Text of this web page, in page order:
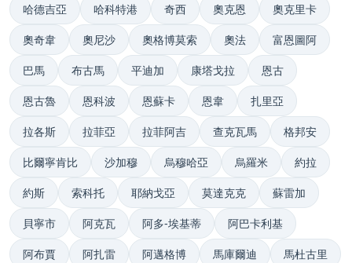
哈德吉亞 哈科特港 奇西 奧克恩 奧克里卡
奧奇韋 奧尼沙 奧格博莫索 奧法 富恩圖阿
巴馬 布古馬 平迪加 康塔戈拉 恩古
恩古魯 恩科波 恩蘇卡 恩韋 扎里亞
拉各斯 拉菲亞 拉菲阿吉 查克瓦馬 格邦安
比爾寧肯比 沙加穆 烏穆哈亞 烏羅米 約拉
約斯 索科托 耶納戈亞 莫達克克 蘇雷加
貝寧市 阿克瓦 阿多-埃基蒂 阿巴卡利基
阿布賈 阿扎雷 阿邁格博 馬庫爾迪 馬杜古里